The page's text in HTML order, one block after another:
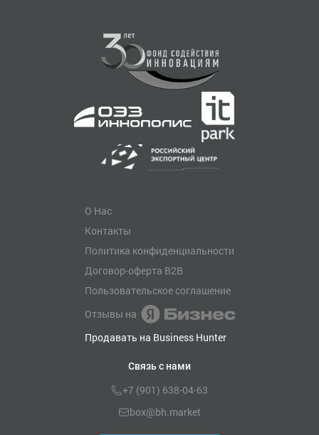
О Нас
Контакты
Политика конфиденциальности
Договор-оферта B2B
Пользовательское соглашение
Отзывы на
Продавать на Business Hunter
Связь с нами
+7 (901) 638-04-63
box@bh.market